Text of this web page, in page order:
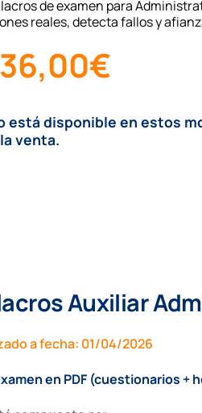
de examen para
reales, detecta fallos y
El
precio
36,00€
está disponible en estos
venta.
Auxiliar
a fecha: 01/04/2026
en PDF (cuestionarios +